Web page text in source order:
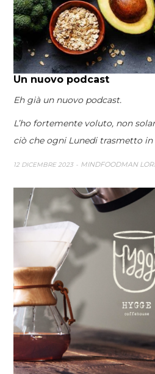
Un nuovo podcast
Eh già un nuovo podcast.
L’ho fortemente voluto, non
ciò che ogni Lunedi trasmetto in
12 DICEMBRE 2023 MINDFOODMAN